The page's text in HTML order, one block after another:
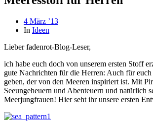
Beitragsdatum
4 März ’13
In Ideen
Lieber fadenrot-Blog-Leser,
ich habe euch doch von unserem ersten Stoff
gute Nachrichten für die Herren: Auch für
geben, der von den Meeren inspiriert ist. Mit
Seeungeheuern und Abenteuern und natürlich
Meerjungfrauen! Hier seht ihr unsere ersten